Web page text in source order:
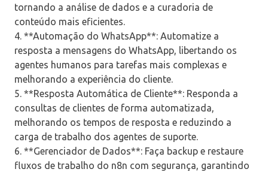
tornando a análise de dados e a curadoria de
conteúdo mais eficientes.
4. **Automação do WhatsApp**: Automatize a
resposta a mensagens do WhatsApp, libertando os
agentes humanos para tarefas mais complexas e
melhorando a experiência do cliente.
5. **Resposta Automática de Cliente**: Responda a
consultas de clientes de forma automatizada,
melhorando os tempos de resposta e reduzindo a
carga de trabalho dos agentes de suporte.
6. **Gerenciador de Dados**: Faça backup e restaure
fluxos de trabalho do n8n com segurança, garantindo